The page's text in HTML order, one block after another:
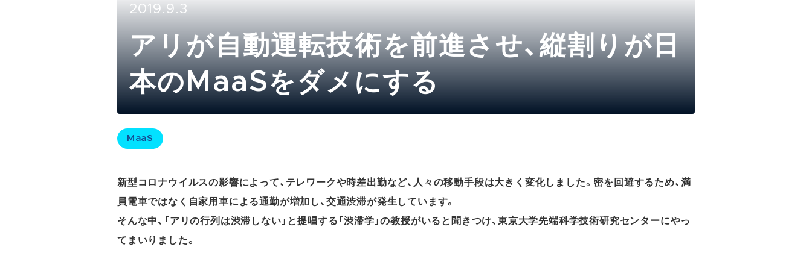
2019.9.3
アリが自動運転技術を前進させ、縦割りが日
本のMaaSをダメにする
MaaS
新型コロナウイルスの影響によって、テレワークや時差出勤など、人々の移動手段は大きく変化しました。密を回避するため、満
員電車ではなく自家用車による通勤が増加し、交通渋滞が発生しています。
そんな中、「アリの行列は渋滞しない」と提唱する「渋滞学」の教授がいると聞きつけ、東京大学先端科学技術研究センターにやっ
てまいりました。